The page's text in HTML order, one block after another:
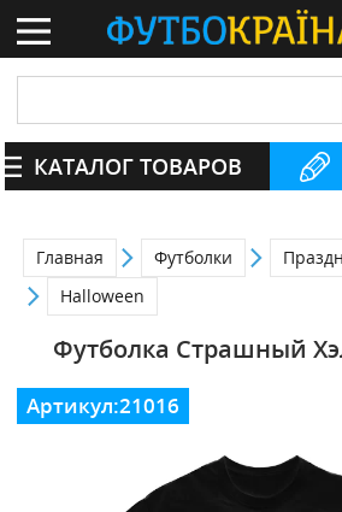
КАТАЛОГ ТОВАРОВ
Главная Футболки
Halloween
Футболка Страшный
Артикул:21016